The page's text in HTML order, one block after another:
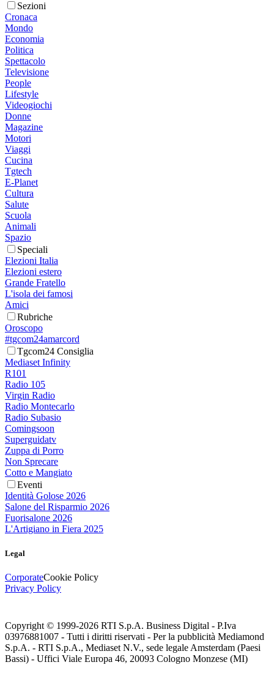
Sezioni
Cronaca
Mondo
Economia
Politica
Spettacolo
Televisione
People
Lifestyle
Videogiochi
Donne
Magazine
Motori
Viaggi
Cucina
Tgtech
E-Planet
Cultura
Salute
Scuola
Animali
Spazio
Speciali
Elezioni Italia
Elezioni estero
Grande Fratello
L'isola dei famosi
Amici
Rubriche
Oroscopo
#tgcom24amarcord
Tgcom24 Consiglia
Mediaset Infinity
R101
Radio 105
Virgin Radio
Radio Montecarlo
Radio Subasio
Comingsoon
Superguidatv
Zuppa di Porro
Non Sprecare
Cotto e Mangiato
Eventi
Identità Golose 2026
Salone del Risparmio 2026
Fuorisalone 2026
L'Artigiano in Fiera 2025
Legal
CorporateCookie Policy
Privacy Policy
Copyright © 1999-2026 RTI S.p.A. Business Digital - P.Iva
03976881007 - Tutti i diritti riservati - Per la pubblicità Mediamond
S.p.A. - RTI S.p.A., Mediaset N.V., sede legale Amsterdam (Paesi
Bassi) - Uffici Viale Europa 46, 20093 Cologno Monzese (MI)